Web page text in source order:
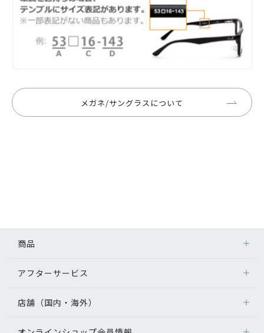
メガネ/サングラスについて
商品
アフターサービス
店舗（国内・海外）